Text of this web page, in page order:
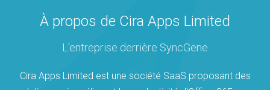
À propos de Cira Apps Limited
L'entreprise derrière SyncGene
Cira Apps Limited est une société SaaS proposant des